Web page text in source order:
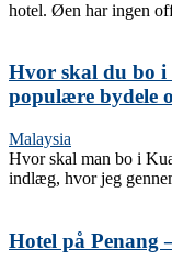
hotel. Øen har ingen
Hvor skal du bo
populære bydele
Malaysia
Hvor skal man bo i
indlæg, hvor jeg
Hotel på Penang